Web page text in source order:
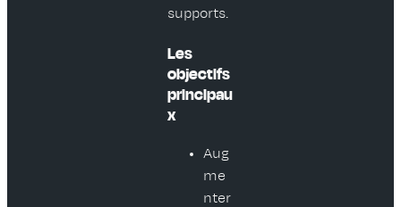
supports.
Les
objectifs
principau
x
Aug
me
nter